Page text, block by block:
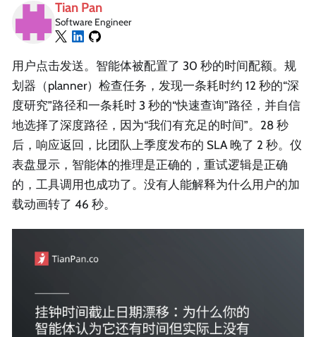
Tian Pan
Software Engineer
用户点击发送。智能体被配置了 30 秒的时间配额。规
划器（planner）检查任务，发现一条耗时约 12 秒的“深
度研究”路径和一条耗时 3 秒的“快速查询”路径，并自信
地选择了深度路径，因为“我们有充足的时间”。28 秒
后，响应返回，比团队上季度发布的 SLA 晚了 2 秒。仪
表盘显示，智能体的推理是正确的，重试逻辑是正确
的，工具调用也成功了。没有人能解释为什么用户的加
载动画转了 46 秒。